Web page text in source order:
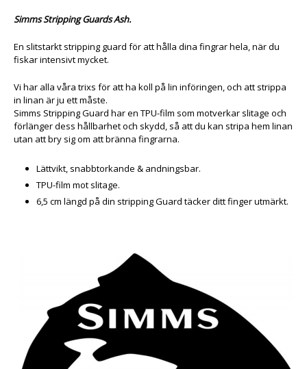
Simms Stripping Guards Ash.
En slitstarkt stripping guard för att hålla dina fingrar hela, när du
fiskar intensivt mycket.
Vi har alla våra trixs för att ha koll på lin införingen, och att strippa
in linan är ju ett måste.
Simms Stripping Guard har en TPU-film som motverkar slitage och
förlänger dess hållbarhet och skydd, så att du kan stripa hem linan
utan att bry sig om att bränna fingrarna.
Lättvikt, snabbtorkande & andningsbar.
TPU-film mot slitage.
6,5 cm längd på din stripping Guard täcker ditt finger utmärkt.